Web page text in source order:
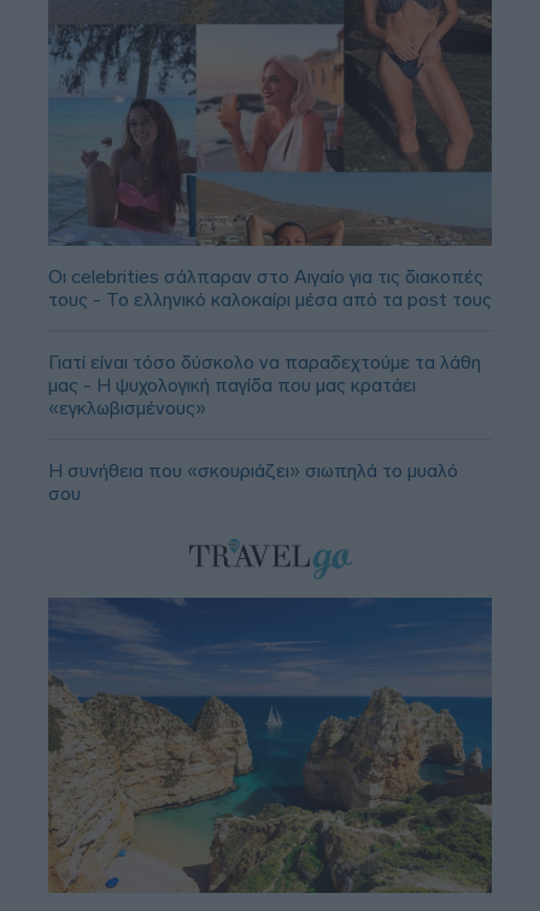
Οι celebrities σάλπαραν στο Αιγαίο για τις διακοπές
τους - Το ελληνικό καλοκαίρι μέσα από τα post τους
Γιατί είναι τόσο δύσκολο να παραδεχτούμε τα λάθη
μας - Η ψυχολογική παγίδα που μας κρατάει
«εγκλωβισμένους»
Η συνήθεια που «σκουριάζει» σιωπηλά το μυαλό
σου